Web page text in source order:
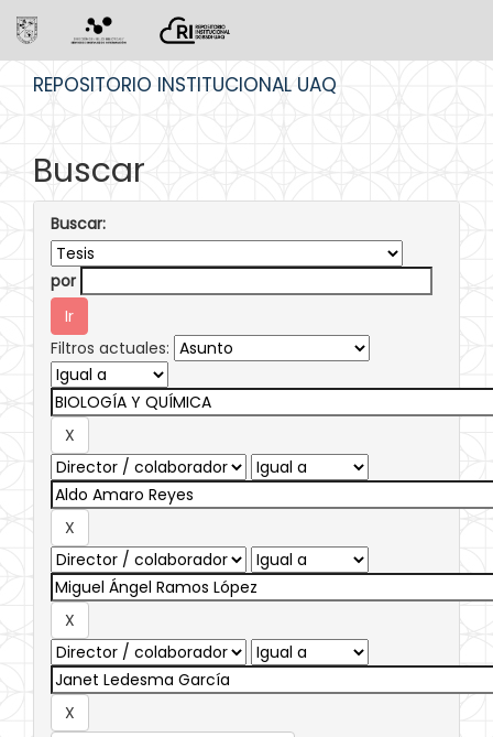
REPOSITORIO INSTITUCIONAL UAQ
Buscar
Buscar:
por
Filtros actuales: